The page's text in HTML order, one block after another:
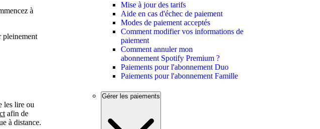
à
pleinement
les lire ou
afin de
à distance.
Mise à jour des tarifs
Aide en cas d'échec de paiement
Modes de paiement acceptés
Comment modifier vos informations de
paiement
Comment annuler mon
abonnement Spotify Premium ?
Paiements pour l'abonnement Duo
Paiements pour l'abonnement Famille
Gérer les paiements